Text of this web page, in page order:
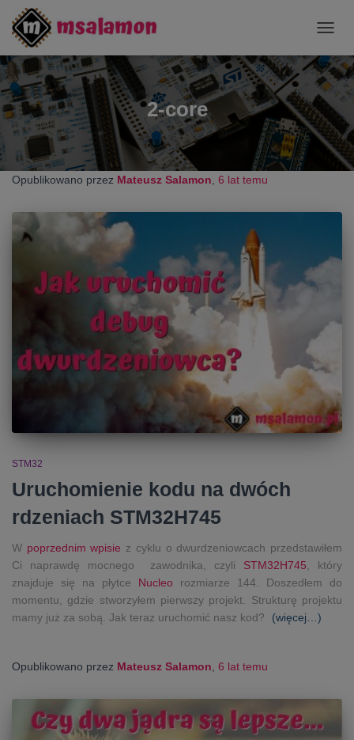
2-core
Opublikowano przez Mateusz Salamon 6 lat temu
STM32
Uruchomienie kodu na dwóch
rdzeniach STM32H745
W poprzednim wpisie z cyklu o dwurdzeniowcach przedstawiłem
Ci naprawdę mocnego zawodnika, czyli STM32H745 , który
znajduje się na płytce Nucleo rozmiarze 144. Doszedłem do
momentu, gdzie stworzyłem pierwszy projekt. Strukturę projektu
mamy już za sobą. Jak teraz uruchomić nasz kod?
(więcej…)
Opublikowano przez Mateusz Salamon 6 lat temu